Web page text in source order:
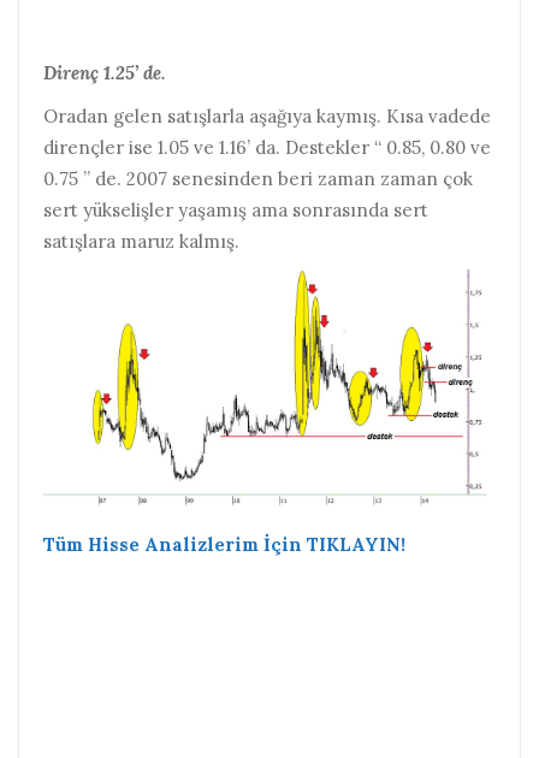
Direnç 1.25’ de.
Oradan gelen satışlarla aşağıya kaymış. Kısa vadede
dirençler ise 1.05 ve 1.16’ da. Destekler “ 0.85, 0.80 ve
0.75 ” de. 2007 senesinden beri zaman zaman çok
sert yükselişler yaşamış ama sonrasında sert
satışlara maruz kalmış.
Tüm Hisse Analizlerim İçin TIKLAYIN!